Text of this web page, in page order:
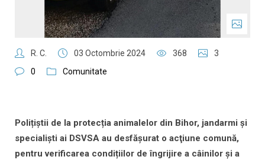
R. C. 03 Octombrie 2024 368
3
0
Comunitate
Polițiștii de la protecția animalelor din Bihor, jandarmi şi
specialişti ai DSVSA au desfăşurat o acţiune comună,
pentru verificarea condițiilor de îngrijire a câinilor și a